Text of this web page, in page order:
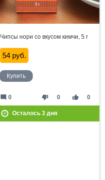
Чипсы нори со вкусом кимчи, 5 г
54 руб.
Купить
thumb_down 0 thumb_up 0
mode_comment 0
Осталось 3дня